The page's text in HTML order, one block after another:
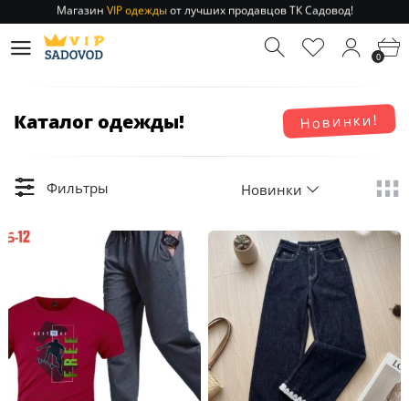
Отправление заказа 1-3 дняпо РФ и МСК!
Магазин
от лучших продавцов ТК Садовод!
0
Новинки!
Каталог одежды!
Фильтры Новинки